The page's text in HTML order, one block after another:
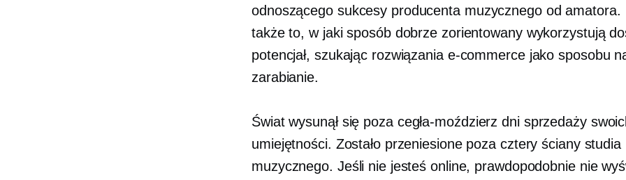
odnoszącego sukcesy producenta muzycznego od amatora.
także to, w jaki sposób dobrze zorientowanywykorzystują
potencjał, szukając rozwiązania e-commerce jako sposobu
zarabianie.
Świat wysunął się poza cegła-moździerz dni sprzedaży
umiejętności. Zostało przeniesione poza cztery ściany studia
muzycznego. Jeśli nie jesteś online, prawdopodobnie nie